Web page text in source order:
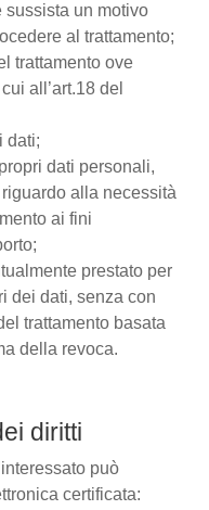
sussista un motivo
al trattamento;
trattamento ove
all’art.18 del
dati;
dati personali,
alla necessità
ai fini
prestato per
dei dati, senza con
trattamento basata
della revoca.
diritti
può
certificata: